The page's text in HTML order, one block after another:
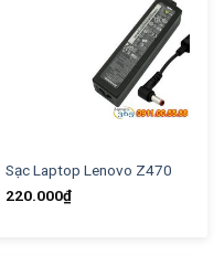
Sạc Laptop Lenovo Z470
220.000₫